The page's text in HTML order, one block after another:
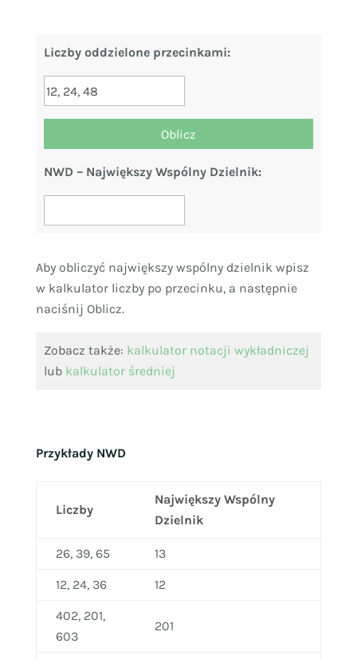
Liczby oddzielone przecinkami:
NWD – Największy Wspólny Dzielnik:
Aby obliczyć największy wspólny dzielnik wpisz
w kalkulator liczby po przecinku, a następnie
naciśnij Oblicz.
Zobacz także: kalkulator notacji wykładniczej
lub kalkulator średniej
Przykłady NWD
Liczby
Największy Wspólny
Dzielnik
26, 39, 65 13
12, 24, 36 12
402, 201,
603
201